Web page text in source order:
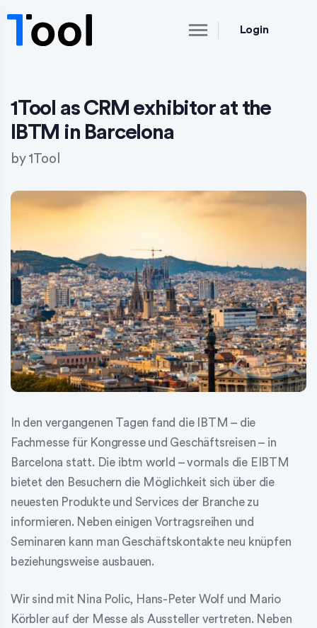
Login
1Tool as CRM exhibitor at the
IBTM in Barcelona
by1Tool
In den vergangenen Tagen fand die IBTM – die
Fachmesse für Kongresse und Geschäftsreisen – in
Barcelona statt. Die ibtm world – vormals die EIBTM
bietet den Besuchern die Möglichkeit sich über die
neuesten Produkte und Services der Branche zu
informieren. Neben einigen Vortragsreihen und
Seminaren kann man Geschäftskontakte neu knüpfen
beziehungsweise ausbauen.
Wir sind mit Nina Polic, Hans-Peter Wolf und Mario
Körbler auf der Messe als Aussteller vertreten. Neben